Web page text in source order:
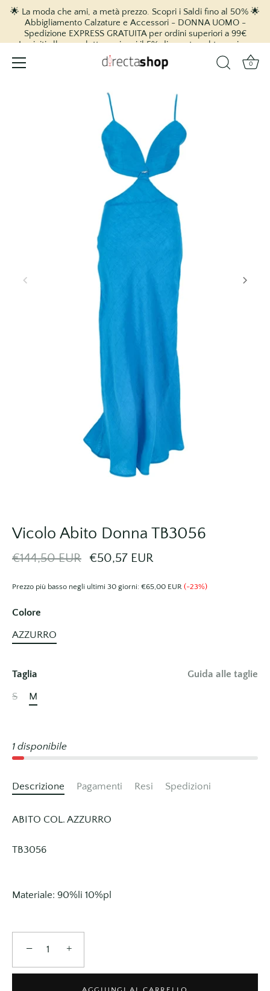
🌟 La moda che ami, a metà prezzo. Scopri i Saldi fino al 50% 🌟
Abbigliamento Calzature e Accessori - DONNA UOMO -
Spedizione EXPRESS GRATUITA per ordini superiori a 99€
Iscriviti alla newsletter e ricevi il 5% di sconto sul tuo primo
acquisto! 🎉
0
Vicolo Abito Donna TB3056
€144,50 EUR €50,57 EUR
Prezzo più basso negli ultimi 30 giorni: €65,00 EUR (-23%)
Colore
AZZURRO
Taglia Guida alle taglie
S M
1 disponibile
Descrizione Pagamenti Resi Spedizioni
ABITO COL. AZZURRO
TB3056
Materiale: 90%li 10%pl
− +